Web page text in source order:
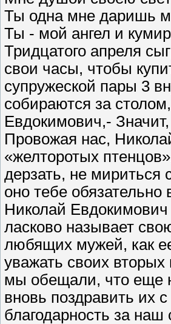
Ты одна мне даришь
Ты - мой ангел и
Тридцатого апреля
свои часы, чтобы
супружеской пары 3
собираются за
Евдокимович,-
Провожая нас,
«желторотых
дерзать, не мириться
оно тебе обязательно
Николай
ласково называет
любящих мужей, как
уважать своих
мы обещали, что еще
вновь поздравить их
благодарность за